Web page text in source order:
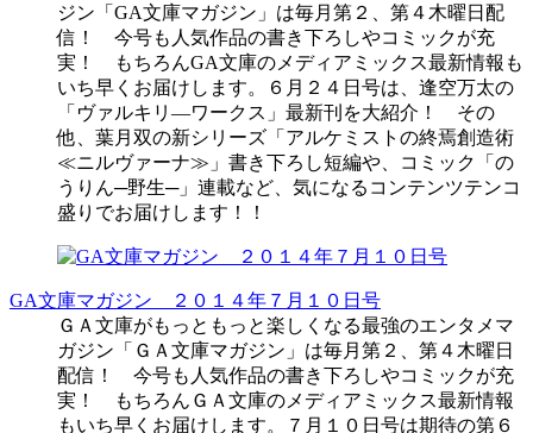
ジン「GA文庫マガジン」は毎月第２、第４木曜日配
信！ 今号も人気作品の書き下ろしやコミックが充
実！ もちろんGA文庫のメディアミックス最新情報も
いち早くお届けします。６月２４日号は、逢空万太の
「ヴァルキリ―ワークス」最新刊を大紹介！ その
他、葉月双の新シリーズ「アルケミストの終焉創造術
≪ニルヴァーナ≫」書き下ろし短編や、コミック「の
うりん─野生─」連載など、気になるコンテンツテンコ
盛りでお届けします！！
GA文庫マガジン ２０１４年７月１０日号
ＧＡ文庫がもっともっと楽しくなる最強のエンタメマ
ガジン「ＧＡ文庫マガジン」は毎月第２、第４木曜日
配信！ 今号も人気作品の書き下ろしやコミックが充
実！ もちろんＧＡ文庫のメディアミックス最新情報
もいち早くお届けします。７月１０日号は期待の第６